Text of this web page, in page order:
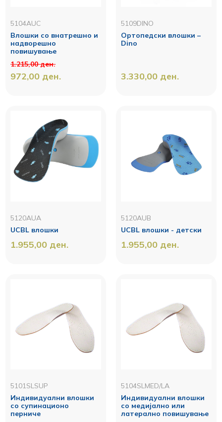
5104AUC
Влошки со внатрешно и
надворешно
повишување
1.215,00ден.
972,00 ден.
5109DINO
Ортопедски влошки –
Dino
3.330,00 ден.
5120AUA
UCBL влошки
1.955,00 ден.
5120AUB
UCBL влошки - детски
1.955,00 ден.
5101SLSUP
Индивидуални влошки
со супинационо
перниче
5104SLMED/LA
Индивидуални влошки
со медијално или
латерално повишување